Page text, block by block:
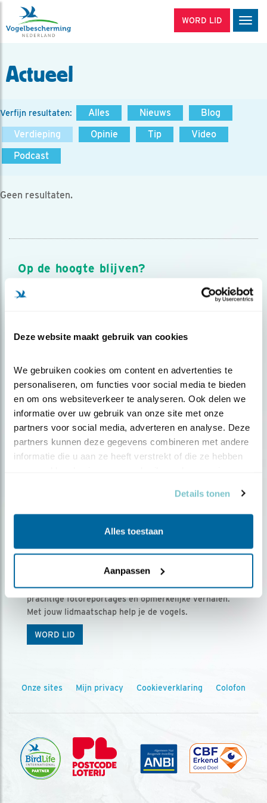
Deze website maakt gebruik van cookies
We gebruiken cookies om content en advertenties te
personaliseren, om functies voor social media te bieden
en om ons websiteverkeer te analyseren. Ook delen we
informatie over uw gebruik van onze site met onze
partners voor social media, adverteren en analyse. Deze
partners kunnen deze gegevens combineren met andere
informatie die u aan ze heeft verstrekt of die ze hebben
Details tonen
Alles toestaan
Aanpassen
WORD LID
Actueel
Verfijn resultaten: Alles Nieuws
Blog
Verdieping
Opinie Tip
Video
Podcast
Geen resultaten.
Op de hoogte blijven?
Meld je aan en ontvang nieuws, inspiratie, acties en tips
over vogels en activiteiten van Vogelbescherming.
Ontvang 5 x Vogels voor € 36,00 per jaar
Vogels is het tijdschrift voor onze leden, met
prachtige fotoreportages en opmerkelijke verhalen.
Met jouw lidmaatschap help je de vogels.
WORD LID
Onze sites Mijn privacy Cookieverklaring Colofon